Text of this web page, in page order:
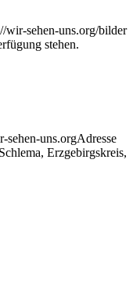
wir-sehen-uns.org/bilder
stehen.
sehen-uns.orgAdresse
Erzgebirgskreis,